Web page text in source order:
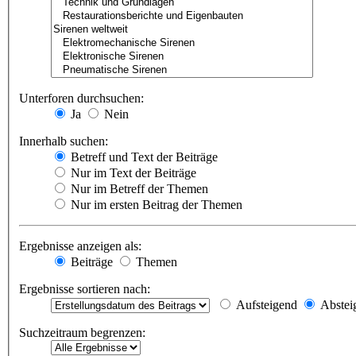
Unterforen durchsuchen:
Ja
Nein
Innerhalb suchen:
Betreff und Text der Beiträge
Nur im Text der Beiträge
Nur im Betreff der Themen
Nur im ersten Beitrag der Themen
Ergebnisse anzeigen als:
Beiträge
Themen
Ergebnisse sortieren nach:
Aufsteigend
Suchzeitraum begrenzen: